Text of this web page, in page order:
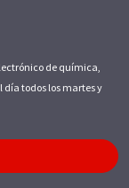
de química,
día todos los martes y